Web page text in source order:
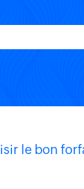
le bon